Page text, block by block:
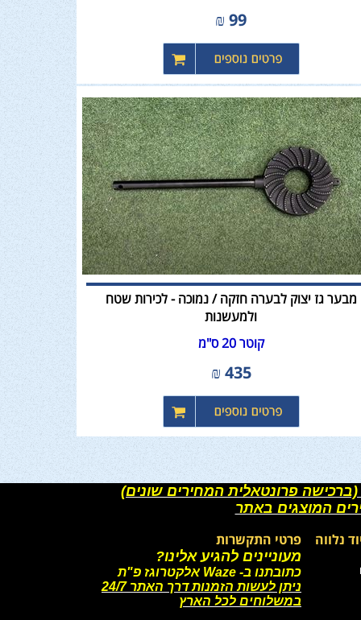
99
₪
מבער גז יצוק לבערה חזקה / נמוכה - לכירות שטח
ולמעשנות
קוטר 20 ס"מ
435
₪
פרונטאלית המחירים שונים)
המוצגים באתר
נלווה פרטי התקשרות
מעוניינים להגיע אלינו?
כתובתנו ב- Waze אלקטרוגז פ"ת
ניתן לעשות הזמנות דרך האתר 24/7
במשלוחים לכל הארץ